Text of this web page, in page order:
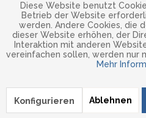
Diese Website benutzt
Betrieb der Website
werden. Andere Cookies, die
dieser Website erhöhen, der
Interaktion mit anderen
vereinfachen sollen, werden nur
Mehr
Ablehnen
Konfigurieren